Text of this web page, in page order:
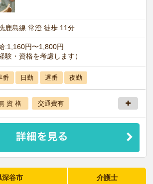
鹿島線 常澄 徒歩 11分
:1,160円〜1,800円
経験・資格を考慮します）
番 日勤 遅番 夜勤
資 格 交通費有
深谷市 介護士